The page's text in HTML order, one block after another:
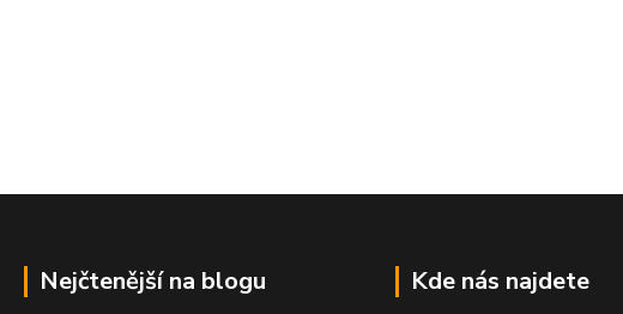
Nejčtenější na blogu Kde nás najdete